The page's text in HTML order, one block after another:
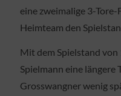
eine zweimalige 3-
Heimteam den
Mit dem Spielstand
Spielmann eine
Grosswangner wenig